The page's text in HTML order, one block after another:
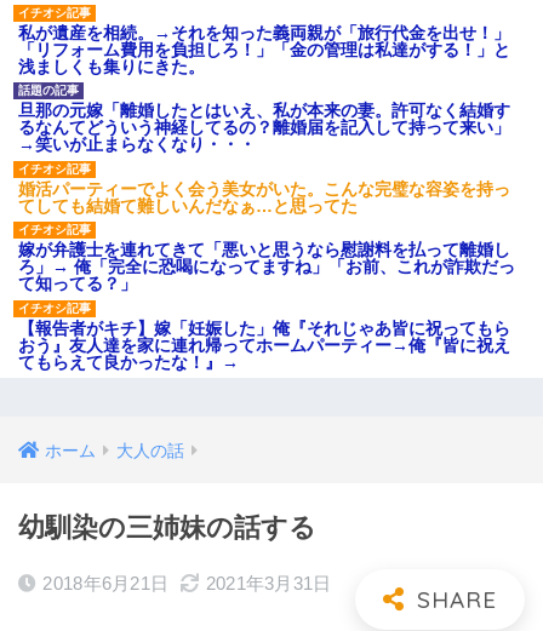
私が遺産を相続。→それを知った義両親が「旅行代金を出せ！」
「リフォーム費用を負担しろ！」「金の管理は私達がする！」と
浅ましくも集りにきた。
旦那の元嫁「離婚したとはいえ、私が本来の妻。許可なく結婚す
るなんてどういう神経してるの？離婚届を記入して持って来い」
→笑いが止まらなくなり・・・
婚活パーティーでよく会う美女がいた。こんな完璧な容姿を持っ
てしても結婚て難しいんだなぁ…と思ってた
嫁が弁護士を連れてきて「悪いと思うなら慰謝料を払って離婚し
ろ」→ 俺「完全に恐喝になってますね」「お前、これが詐欺だっ
て知ってる？」
【報告者がキチ】嫁「妊娠した」俺『それじゃあ皆に祝ってもら
おう』友人達を家に連れ帰ってホームパーティー→俺『皆に祝え
てもらえて良かったな！』→
ホーム 大人の話
幼馴染の三姉妹の話する
2018年6月21日 2021年3月31日